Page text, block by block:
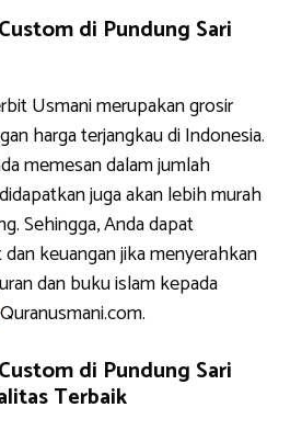
di Pundung Sari
Usmani merupakan grosir
harga terjangkau di Indonesia.
memesan dalam jumlah
juga akan lebih murah
Sehingga, Anda dapat
keuangan jika menyerahkan
dan buku islam kepada
Quranusmani.com.
di Pundung Sari
Terbaik